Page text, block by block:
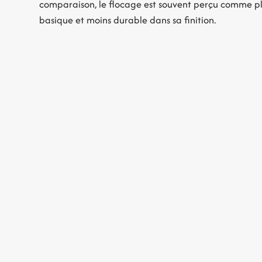
comparaison, le flocage est souvent perçu comme
basique et moins durable dans sa finition.